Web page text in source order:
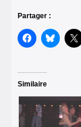
Partager :
Similaire